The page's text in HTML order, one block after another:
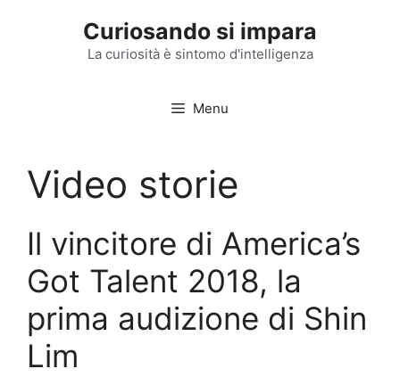
Curiosando si impara
La curiosità è sintomo d'intelligenza
Menu
Video storie
Il vincitore di America’s
Got Talent 2018, la
prima audizione di Shin
Lim